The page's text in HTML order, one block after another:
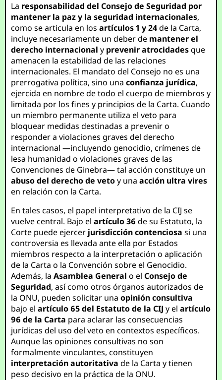
La responsabilidad del Consejo de Seguridad por
mantener la paz y la seguridad internacionales,
como se articula en losartículos 1 y 24de la Carta,
incluye necesariamente un deber de mantener el
derecho internacional y prevenir atrocidadesque
amenacen la estabilidad de las relaciones
internacionales. El mandato del Consejo no es una
prerrogativa política, sino unaconfianza jurídica,
ejercida en nombre de todo el cuerpo de miembros y
limitada por los fines y principios de la Carta. Cuando
un miembro permanente utiliza el veto para
bloquear medidas destinadas a prevenir o
responder a violaciones graves del derecho
internacional —incluyendo genocidio, crímenes de
lesa humanidad o violaciones graves de las
Convenciones de Ginebra— tal acción constituye un
abuso del derecho de vetoy unaacción ultra vires
en relación con la Carta.
En tales casos, el papel interpretativo de la CIJ se
vuelve central. Bajo elartículo 36 de su Estatuto, la
Corte puede ejercer jurisdicción contenciosa si una
controversia es llevada ante ella por Estados
miembros respecto a la interpretación o aplicación
de la Carta o la Convención sobre el Genocidio.
Además, laAsamblea General o elConsejo de
Seguridad, así como otros órganos autorizados de
la ONU, pueden solicitar unaopinión consultiva
bajo elartículo 65 del Estatuto de la CIJ y elartículo
96 de la Carta para aclarar las consecuencias
jurídicas del uso del veto en contextos específicos.
Aunque las opiniones consultivas no son
formalmente vinculantes, constituyen
interpretación autoritativa de la Carta y tienen
peso decisivo en la práctica de la ONU.